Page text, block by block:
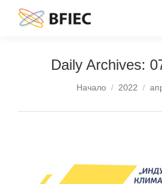
Daily Archives:
You are here:
Начало 2022